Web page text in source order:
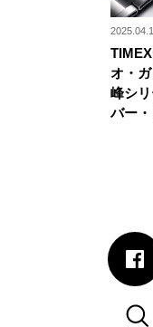
オ・
峰シ
バー